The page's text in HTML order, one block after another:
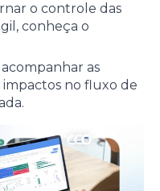
o controle das
conheça o
as
impactos no fluxo de